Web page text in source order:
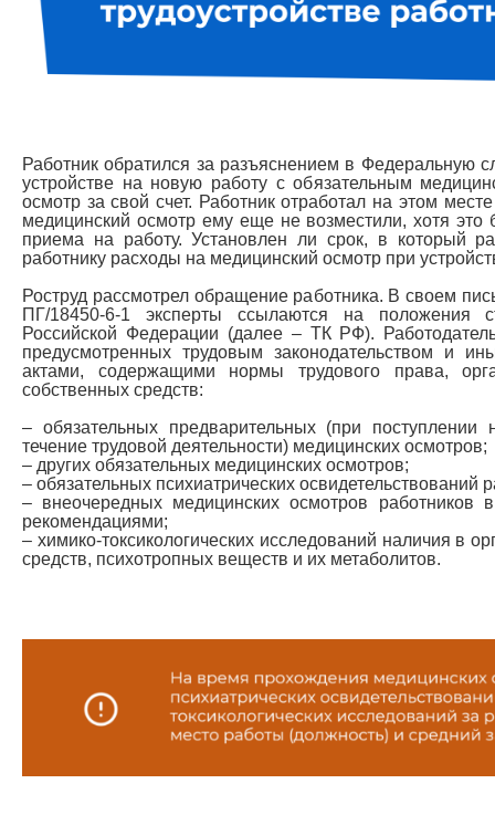
Работник обратился за разъяснением в Федеральную
устройстве на новую работу с обязательным
осмотр за свой счет. Работник отработал на этом
медицинский осмотр ему еще не возместили, хотя
приема на работу. Установлен ли срок, в который
работнику расходы на медицинский осмотр при
Роструд рассмотрел обращение работника. В своем
ПГ/18450-6-1 эксперты ссылаются на положения
Российской Федерации (далее – ТК РФ).
предусмотренных трудовым законодательством и
актами, содержащими нормы трудового права,
собственных средств:
– обязательных предварительных (при поступлении
течение трудовой деятельности) медицинских осмотров;
– других обязательных медицинских осмотров;
– обязательных психиатрических освидетельствований
– внеочередных медицинских осмотров работников
рекомендациями;
– химико-токсикологических исследований наличия в
средств, психотропных веществ и их метаболитов.